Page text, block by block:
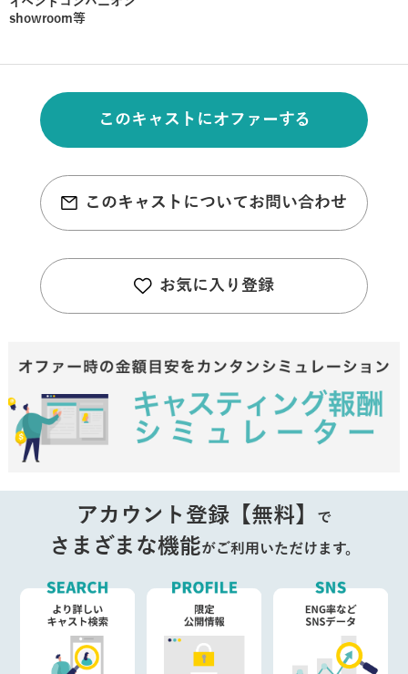
showroom等
このキャストにオファーする
このキャストについてお問い合わせ
お気に入り登録
アカウント登録【無料】 で
さまざまな機能がご利用いただけます。